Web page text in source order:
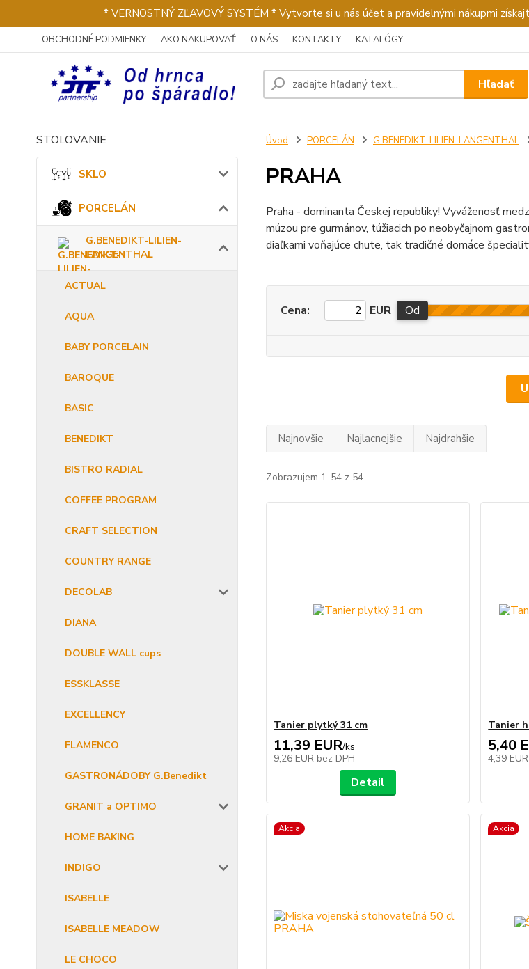
* VERNOSTNÝ ZĽAVOVÝ SYSTÉM * Vytvorte si u nás účet a pravidelnými nákupmi
OBCHODNÉ PODMIENKY AKO NAKUPOVAŤ O NÁS KONTAKTY KATALÓGY
Hľadať
STOLOVANIE
SKLO
PORCELÁN
G.BENEDIKT-LILIEN-
LANGENTHAL
ACTUAL
AQUA
BABY PORCELAIN
BAROQUE
BASIC
BENEDIKT
BISTRO RADIAL
COFFEE PROGRAM
CRAFT SELECTION
COUNTRY RANGE
DECOLAB
DIANA
DOUBLE WALL cups
ESSKLASSE
EXCELLENCY
FLAMENCO
GASTRONÁDOBY G.Benedikt
GRANIT a OPTIMO
HOME BAKING
INDIGO
ISABELLE
ISABELLE MEADOW
LE CHOCO
Úvod PORCELÁN G.BENEDIKT-LILIEN-LANGENTHAL
PRAHA
Praha - dominanta Českej republiky! Vyváženosť
múzou pre gurmánov, túžiacich po neobyčajnom
diaľkami voňajúce chute, tak tradičné domáce
Cena: EUR Od
Najnovšie Najlacnejšie Najdrahšie
Zobrazujem 1-54 z 54
Tanier plytký 31 cm
11,39 EUR/ks
9,26 EUR bez DPH
Detail
Tanier
5,40
4,39 EUR
Akcia Akcia